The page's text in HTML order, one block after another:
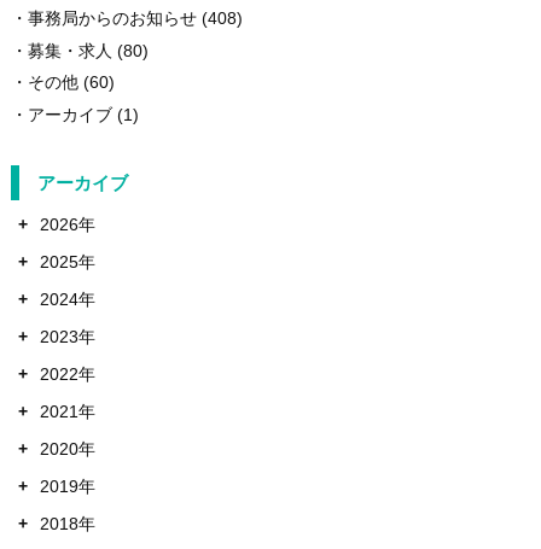
事務局からのお知らせ(408)
募集・求人 (80)
その他(60)
アーカイブ(1)
アーカイブ
+
2026年
+
2025年
+
2024年
+
2023年
+
2022年
+
2021年
+
2020年
+
2019年
+
2018年